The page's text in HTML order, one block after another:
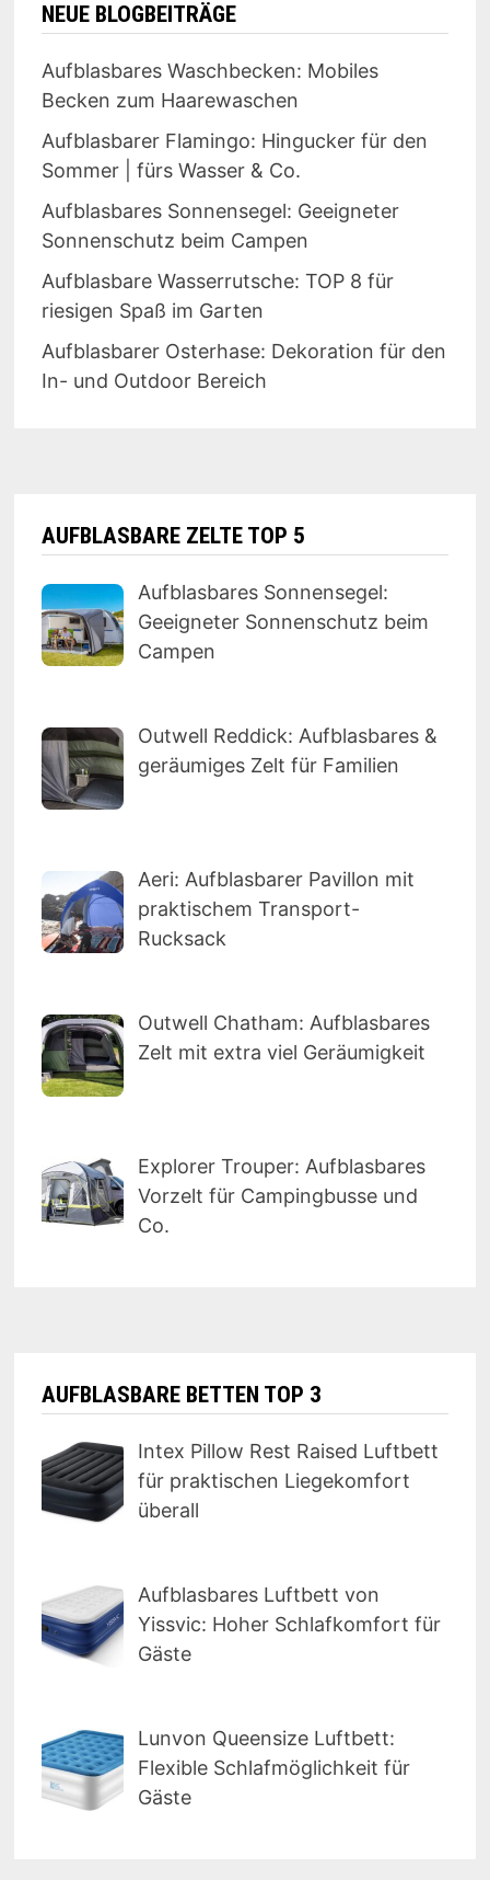
NEUE BLOGBEITRÄGE
Aufblasbares Waschbecken: Mobiles
Becken zum Haarewaschen
Aufblasbarer Flamingo: Hingucker für den
Sommer | fürs Wasser & Co.
Aufblasbares Sonnensegel: Geeigneter
Sonnenschutz beim Campen
Aufblasbare Wasserrutsche: TOP 8 für
riesigen Spaß im Garten
Aufblasbarer Osterhase: Dekoration für den
In- und Outdoor Bereich
AUFBLASBARE ZELTE TOP 5
Aufblasbares Sonnensegel:
Geeigneter Sonnenschutz beim
Campen
Outwell Reddick: Aufblasbares &
geräumiges Zelt für Familien
Aeri: Aufblasbarer Pavillon mit
praktischem Transport-
Rucksack
Outwell Chatham: Aufblasbares
Zelt mit extra viel Geräumigkeit
Explorer Trouper: Aufblasbares
Vorzelt für Campingbusse und
Co.
AUFBLASBARE BETTEN TOP 3
Intex Pillow Rest Raised Luftbett
für praktischen Liegekomfort
überall
Aufblasbares Luftbett von
Yissvic: Hoher Schlafkomfort für
Gäste
Lunvon Queensize Luftbett:
Flexible Schlafmöglichkeit für
Gäste